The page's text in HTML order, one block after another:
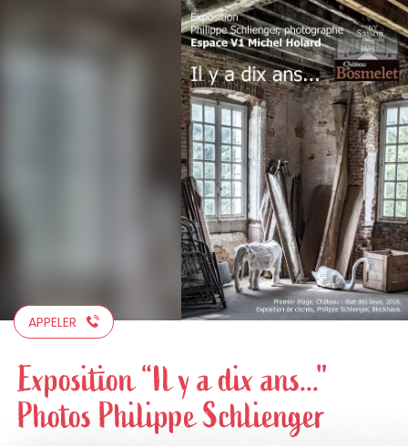
APPELER
Exposition “Il y a dix ans..."
Photos Philippe Schlienger